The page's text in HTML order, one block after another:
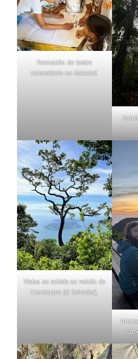
Formación de teatro
comunitario no Matearal.
Vistas na subida ao volcán de
Conchagua (El Salvador).